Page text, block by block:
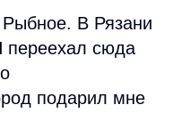
В Рязани
переехал сюда
подарил мне